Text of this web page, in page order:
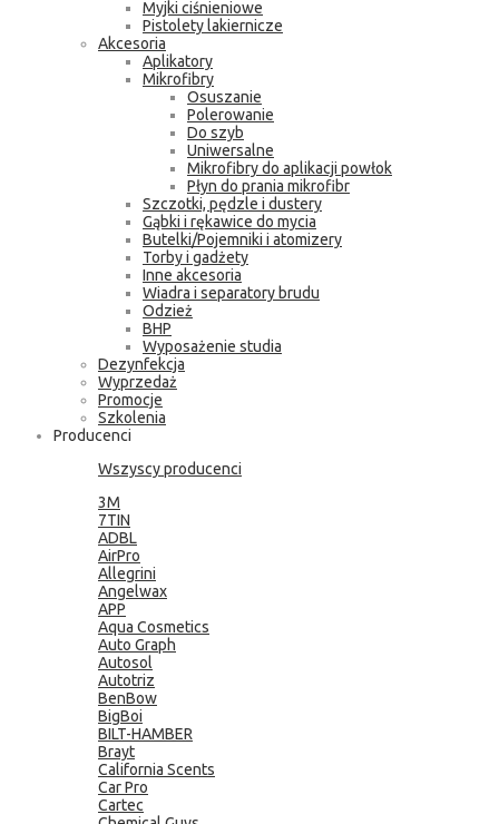
Myjki ciśnieniowe
Pistolety lakiernicze
Akcesoria
Aplikatory
Mikrofibry
Osuszanie
Polerowanie
Do szyb
Uniwersalne
Mikrofibry do aplikacji powłok
Płyn do prania mikrofibr
Szczotki, pędzle i dustery
Gąbki i rękawice do mycia
Butelki/Pojemniki i atomizery
Torby i gadżety
Inne akcesoria
Wiadra i separatory brudu
Odzież
BHP
Wyposażenie studia
Dezynfekcja
Wyprzedaż
Promocje
Szkolenia
Producenci
Wszyscy producenci
3M
7TIN
ADBL
AirPro
Allegrini
Angelwax
APP
Aqua Cosmetics
Auto Graph
Autosol
Autotriz
BenBow
BigBoi
BILT-HAMBER
Brayt
California Scents
Car Pro
Cartec